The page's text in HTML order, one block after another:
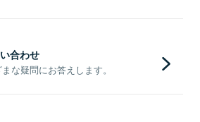
合わせ
な疑問にお答えします。